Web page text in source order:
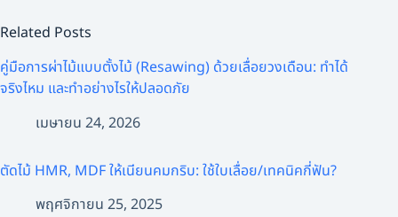
Related Posts
คู่มือการผ่าไม้แบบตั้งไม้ (Resawing) ด้วยเลื่อยวงเดือน: ทำได้
จริงไหม และทำอย่างไรให้ปลอดภัย
เมษายน 24, 2026
ตัดไม้ HMR, MDF ให้เนียนคมกริบ: ใช้ใบเลื่อย/เทคนิคกี่ฟัน?
พฤศจิกายน 25, 2025